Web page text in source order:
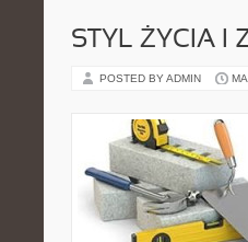
STYL ŻYCIA I
POSTED BY ADMIN